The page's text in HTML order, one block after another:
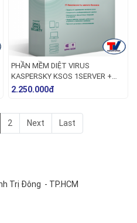
PHẦN MỀM DIỆT VIRUS
KASPERSKY KSOS 1SERVER +
5PCS
2.250.000đ
2 Next Last
Trị Đông - TP.HCM